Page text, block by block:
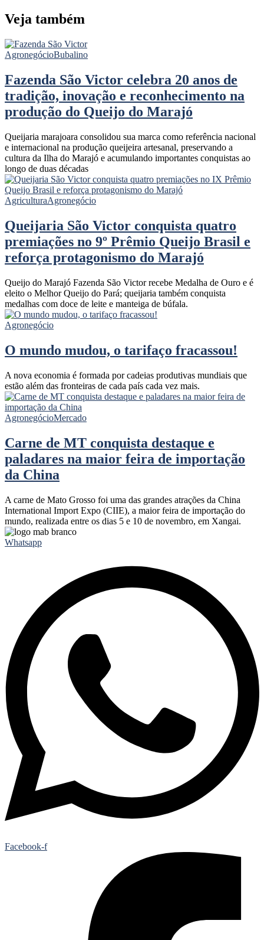
Veja também
AgronegócioBubalino
Fazenda São Victor celebra 20 anos de
tradição, inovação e reconhecimento na
produção do Queijo do Marajó
Queijaria marajoara consolidou sua marca como referência nacional
e internacional na produção queijeira artesanal, preservando a
cultura da Ilha do Marajó e acumulando importantes conquistas ao
longo de duas décadas
AgriculturaAgronegócio
Queijaria São Victor conquista quatro
premiações no 9º Prêmio Queijo Brasil e
reforça protagonismo do Marajó
Queijo do Marajó Fazenda São Victor recebe Medalha de Ouro e é
eleito o Melhor Queijo do Pará; queijaria também conquista
medalhas com doce de leite e manteiga de búfala.
Agronegócio
O mundo mudou, o tarifaço fracassou!
A nova economia é formada por cadeias produtivas mundiais que
estão além das fronteiras de cada país cada vez mais.
AgronegócioMercado
Carne de MT conquista destaque e
paladares na maior feira de importação
da China
A carne de Mato Grosso foi uma das grandes atrações da China
International Import Expo (CIIE), a maior feira de importação do
mundo, realizada entre os dias 5 e 10 de novembro, em Xangai.
Whatsapp
Facebook-f